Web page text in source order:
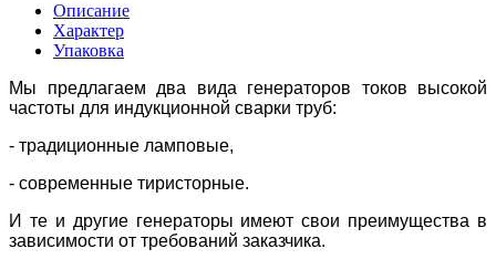
Описание
Характер
Упаковка
Мы предлагаем два вида генераторов токов высокой
частоты для индукционной сварки труб:
- традиционные ламповые,
- современные тиристорные.
И те и другие генераторы имеют свои преимущества в
зависимости от требований заказчика.